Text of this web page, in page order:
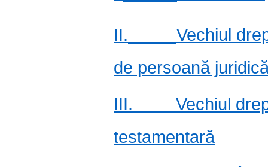
II.
Vechiul
de persoană
III.
Vechiul
testamentară